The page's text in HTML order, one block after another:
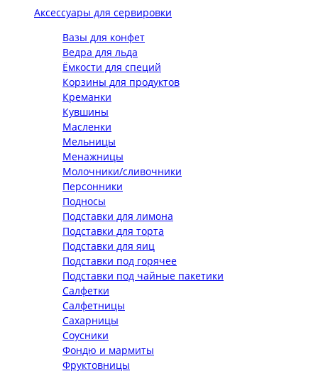
Аксессуары для сервировки
Вазы для конфет
Ведра для льда
Ёмкости для специй
Корзины для продуктов
Креманки
Кувшины
Масленки
Мельницы
Менажницы
Молочники/сливочники
Персонники
Подносы
Подставки для лимона
Подставки для торта
Подставки для яиц
Подставки под горячее
Подставки под чайные пакетики
Салфетки
Салфетницы
Сахарницы
Соусники
Фондю и мармиты
Фруктовницы